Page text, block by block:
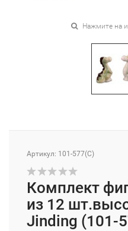
Нажмите на
Артикул: 101-577(C)
Комплект
из 12
Jinding (101-